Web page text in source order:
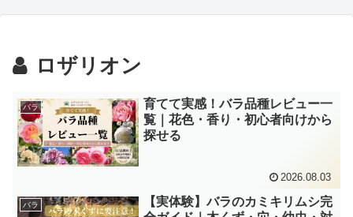
ロザリオン
バラ
育てて実感！バラ品種レビュー一
覧｜花色・香り・初心者向けから
探せる
2026.08.03
バラ
【実体験】バラのカミキリムシ完